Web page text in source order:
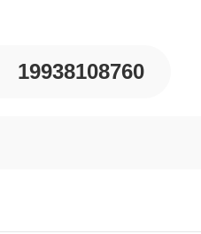
19938108760